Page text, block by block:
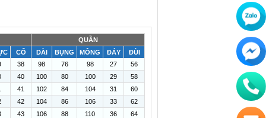
QUẦN
CỔ DÀI BỤNG MÔNG ĐÁY
ĐÙI
38 98 76 98 27
56
40 100 80 100 29
58
41 102 84 104 31
60
42 104 86 106 33
62
43 106 88 110 36
64